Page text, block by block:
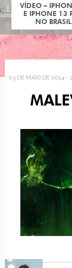
VÍDEO –
E IPHONE 13
NO BRASIL
03 DE MAIO DE 2014 -